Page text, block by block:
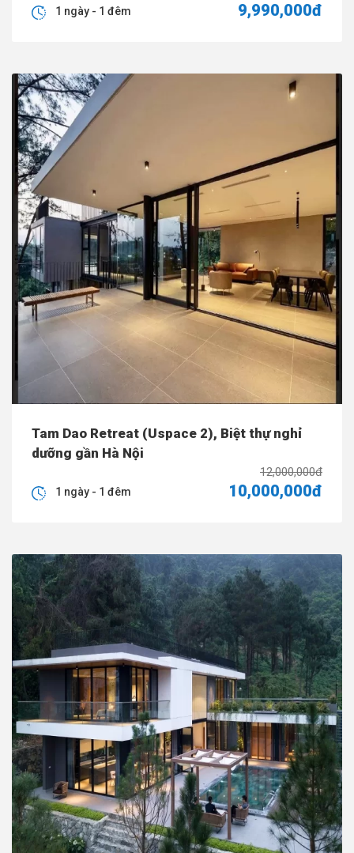
9,990,000đ
1 ngày - 1 đêm
Tam Dao Retreat (Uspace 2), Biệt thự nghỉ
dưỡng gần Hà Nội
12,000,000đ
10,000,000đ
1 ngày - 1 đêm